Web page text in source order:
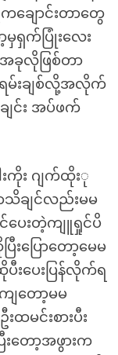
ချောင်းတာတွေ
ရှက်ပြုံးလေး
အခုလိုဖြစ်တာ
မ်းချစ်လို့အလိုက်
ျင်း အပ်ဖက်
းကိုး ဂျက်ထိုးု
သိချင်လည်းမမ
ပေးတဲ့ကျူရှုင်ပိ
ပြောတော့မေမ
းပေးပြန်လိုက်ရ
တော့မမ
မင်းစားပီး
းတော့အဖွားက